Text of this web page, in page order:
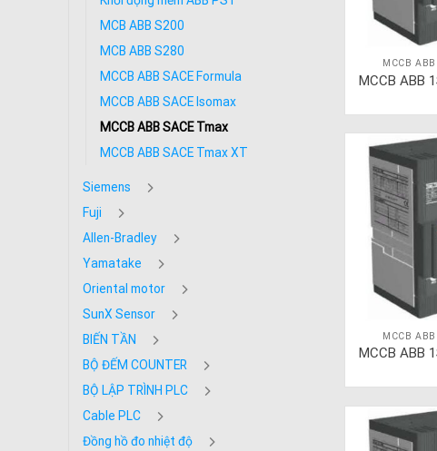
MCB ABB S200
MCB ABB S280
MCCB ABB SACE Formula
MCCB ABB SACE Isomax
MCCB ABB SACE Tmax
MCCB ABB SACE Tmax XT
Siemens
Fuji
Allen-Bradley
Yamatake
Oriental motor
SunX Sensor
BIẾN TẦN
BỘ ĐẾM COUNTER
BỘ LẬP TRÌNH PLC
Cable PLC
Đồng hồ đo nhiệt độ
MCCB
MCCB ABB
MCCB
MCCB ABB